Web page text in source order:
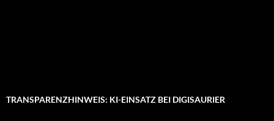
TRANSPARENZHINWEIS: KI-EINSATZ BEI DIGISAURIER